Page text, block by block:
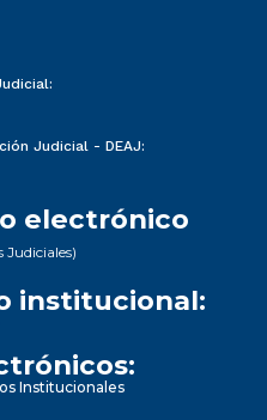
Judicial - DEAJ:
electrónico
Judiciales)
institucional:
Institucionales